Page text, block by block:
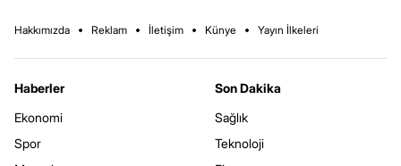
Hakkımızda Reklam İletişim Künye Yayın İlkeleri
Haberler
Ekonomi
Spor
Son Dakika
Sağlık
Teknoloji